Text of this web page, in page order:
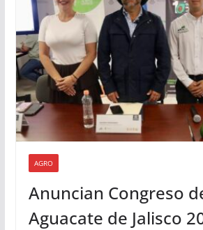
AGRO
Anuncian Congreso
Aguacate de Jalisco